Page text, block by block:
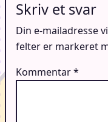
Skriv et svar
Din e-mailadresse
felter er markeret
Kommentar*